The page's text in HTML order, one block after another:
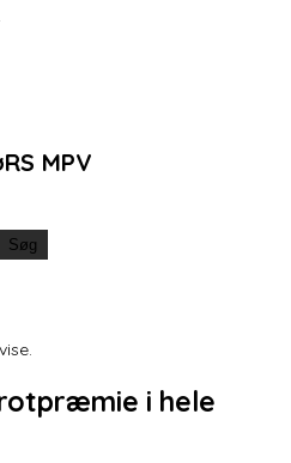
MPV
Søg
i hele